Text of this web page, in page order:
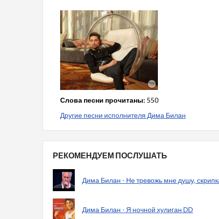
Слова песни прочитаны: 550
Другие песни исполнителя Дима Билан
РЕКОМЕНДУЕМ ПОСЛУШАТЬ
Дима Билан - Не тревожь мне душу,
Дима Билан - Я ночной хулиган DD